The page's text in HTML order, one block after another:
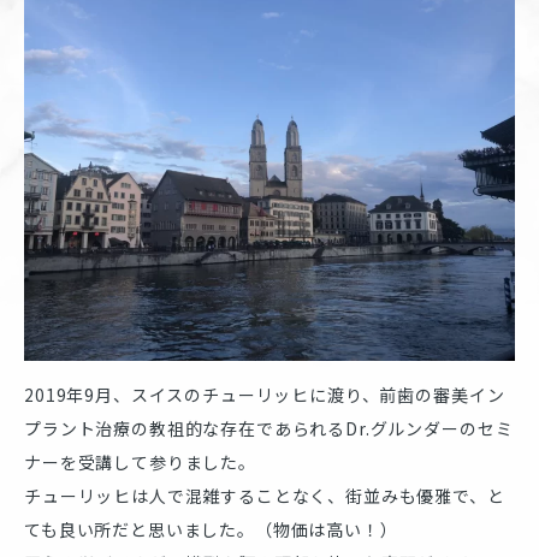
2019年9月、スイスのチューリッヒに渡り、前歯の審美イン
プラント治療の教祖的な存在であられるDr.グルンダーのセミ
ナーを受講して参りました。
チューリッヒは人で混雑することなく、街並みも優雅で、と
ても良い所だと思いました。（物価は高い！）